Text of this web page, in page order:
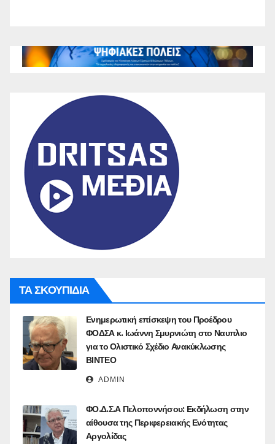
ΤΑ ΣΚΟΥΠΙΔΙΑ
Ενημερωτική επίσκεψη του Προέδρου
ΦΟΔΣΑ κ. Ιωάννη Σμυρνιώτη στο Ναυπλιο
για το Ολιστικό Σχέδιο Ανακύκλωσης
ΒΙΝΤΕΟ
ADMIN
ΦΟ.Δ.Σ.Α Πελοποννήσου: Eκδήλωση στην
αίθουσα της Περιφερειακής Ενότητας
Αργολίδας